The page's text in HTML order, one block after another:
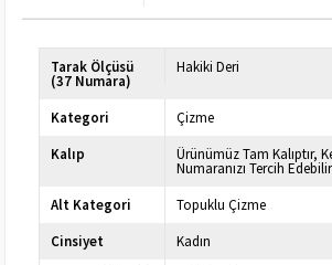
Tarak Ölçüsü
(37 Numara)
Hakiki Deri
Kategori
Çizme
Kalıp
Ürünümüz Tam Kalıptır,
Numaranızı Tercih
Alt Kategori
Topuklu Çizme
Cinsiyet
Kadın